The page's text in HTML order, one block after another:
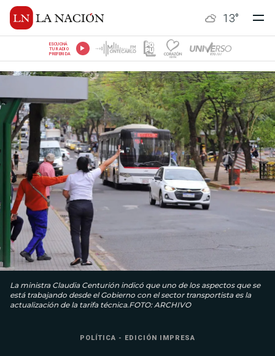
13°
ESCUCHÁ
TU RADIO
PREFERIDA
La ministra Claudia Centurión indicó que uno de los aspectos que se
está trabajando desde el Gobierno con el sector transportista es la
actualización de la tarifa técnica.FOTO: ARCHIVO
POLÍTICA - EDICIÓN IMPRESA